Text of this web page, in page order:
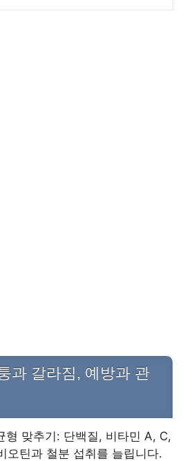
과 갈라짐, 예방과 관
형 맞추기: 단백질, 비타민 A, C,
오틴과 철분 섭취를 늘립니다.